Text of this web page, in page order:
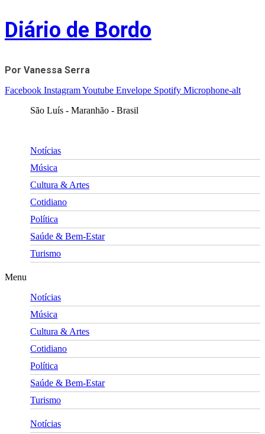
Skip
to
content
Diário de Bordo
Por Vanessa Serra
Facebook InstagramYoutube Envelope Spotify Microphone-alt
São Luís - Maranhão - Brasil
Notícias
Música
Cultura & Artes
Cotidiano
Política
Saúde & Bem-Estar
Turismo
Menu
Notícias
Música
Cultura & Artes
Cotidiano
Política
Saúde & Bem-Estar
Turismo
Notícias